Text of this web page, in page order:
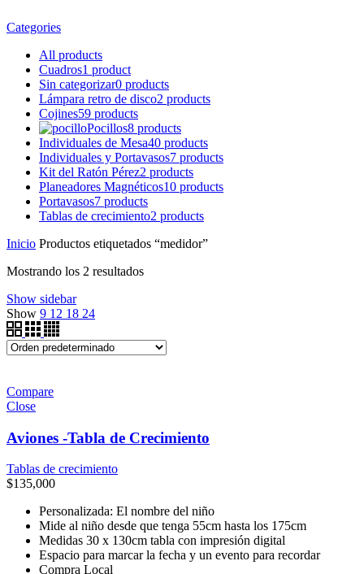
Categories
All products
Cuadros1 product
Sin categorizar0 products
Lámpara retro de disco2 products
Cojines59 products
Pocillos8 products
Individuales de Mesa40 products
Individuales y Portavasos7 products
Kit del Ratón Pérez2 products
Planeadores Magnéticos10 products
Portavasos7 products
Tablas de crecimiento2 products
Inicio Productos etiquetados “medidor”
Mostrando los 2 resultados
Show sidebar
Show 9 12 18 24
Compare
Close
Aviones -Tabla de Crecimiento
Tablas de crecimiento
$135,000
Personalizada: El nombre del niño
Mide al niño desde que tenga 55cm hasta los 175cm
Medidas 30 x 130cm tabla con impresión digital
Espacio para marcar la fecha y un evento para recordar
Compra Local